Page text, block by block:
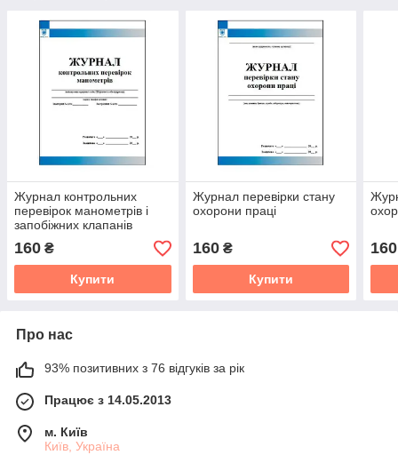
Журнал контрольних
перевірок манометрів і
запобіжних клапанів
160 ₴
Купити
Журнал перевірки стану
охорони праці
160₴
Купити
160
Про нас
93% позитивних з 76 відгуків за рік
Працює з 14.05.2013
м. Київ
Київ, Україна